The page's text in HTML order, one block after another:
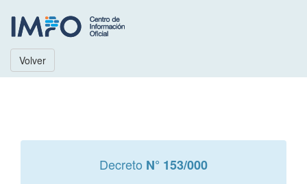
Volver
Decreto N° 153/000